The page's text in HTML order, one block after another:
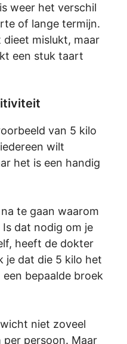
weer het verschil
of lange termijn.
mislukt, maar
een stuk taart
van 5 kilo
wilt
het is een handig
te gaan waarom
dat nodig om je
heeft de dokter
je dat die 5 kilo het
bepaalde broek
niet zoveel
persoon. Maar